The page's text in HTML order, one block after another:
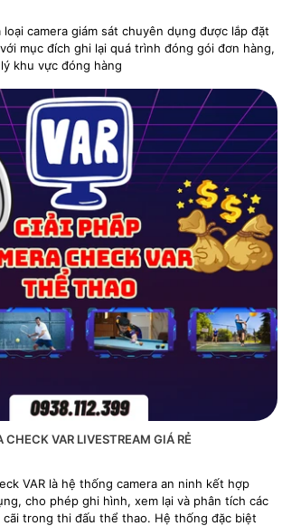
loại camera giám sát chuyên dụng được lắp đặt
mục đích ghi lại quá trình đóng gói đơn hàng,
khu vực đóng hàng
CHECK VAR LIVESTREAM GIÁ RẺ
VAR là hệ thống camera an ninh kết hợp
cho phép ghi hình, xem lại và phân tích các
trong thi đấu thể thao. Hệ thống đặc biệt